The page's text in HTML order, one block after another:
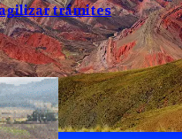
agilizar trámites